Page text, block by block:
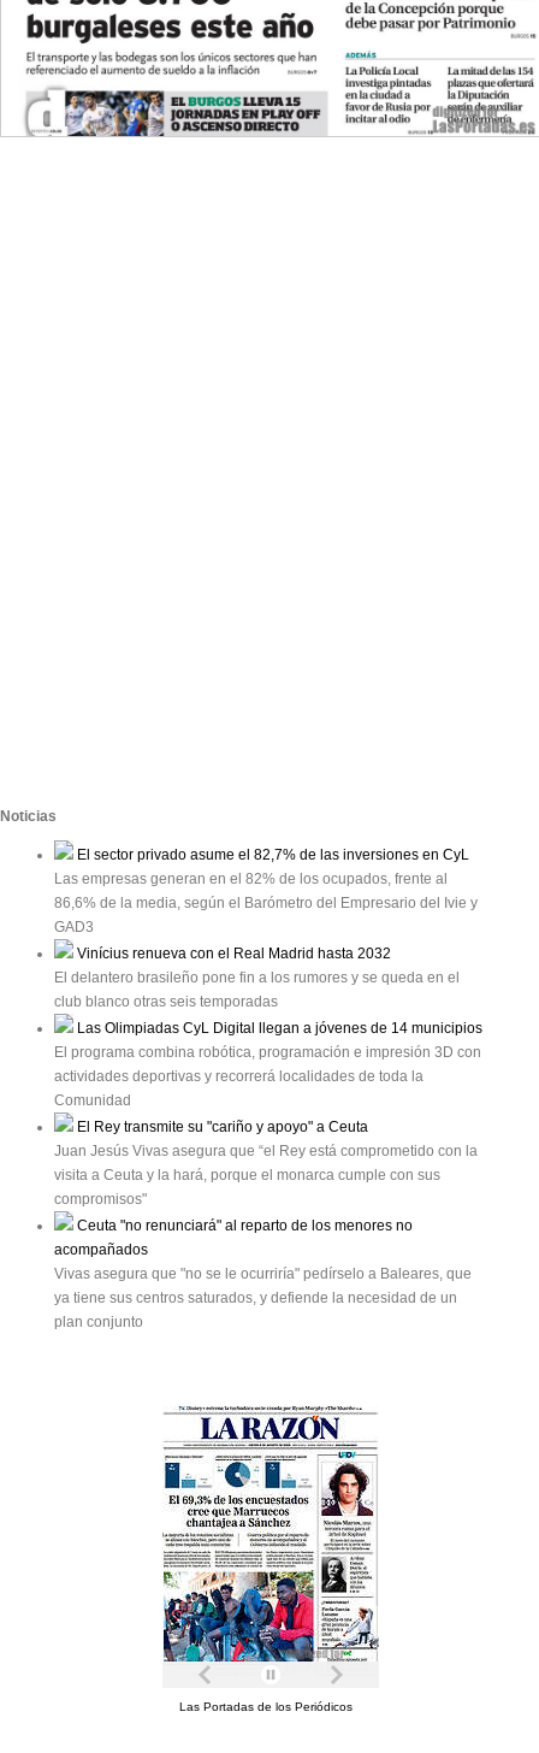
Noticias
El sector privado asume el 82,7% de las inversiones en CyL
Las empresas generan en el 82% de los ocupados, frente al
86,6% de la media, según el Barómetro del Empresario del Ivie y
GAD3
Vinícius renueva con el Real Madrid hasta 2032
El delantero brasileño pone fin a los rumores y se queda en el
club blanco otras seis temporadas
Las Olimpiadas CyL Digital llegan a jóvenes de 14 municipios
El programa combina robótica, programación e impresión 3D con
actividades deportivas y recorrerá localidades de toda la
Comunidad
El Rey transmite su "cariño y apoyo" a Ceuta
Juan Jesús Vivas asegura que “el Rey está comprometido con la
visita a Ceuta y la hará, porque el monarca cumple con sus
compromisos"
Ceuta "no renunciará" al reparto de los menores no
acompañados
Vivas asegura que "no se le ocurriría" pedírselo a Baleares, que
ya tiene sus centros saturados, y defiende la necesidad de un
plan conjunto
Las Portadas de los Periódicos